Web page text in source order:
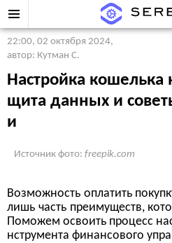
22:00, 02 октября 2024,
автор: Кутман С.
Настройка кошелька
щита данных и
и
Источник фото: freepik.com
Возможность оплатить
лишь часть преимуществ,
Поможем освоить процесс
нструмента финансового